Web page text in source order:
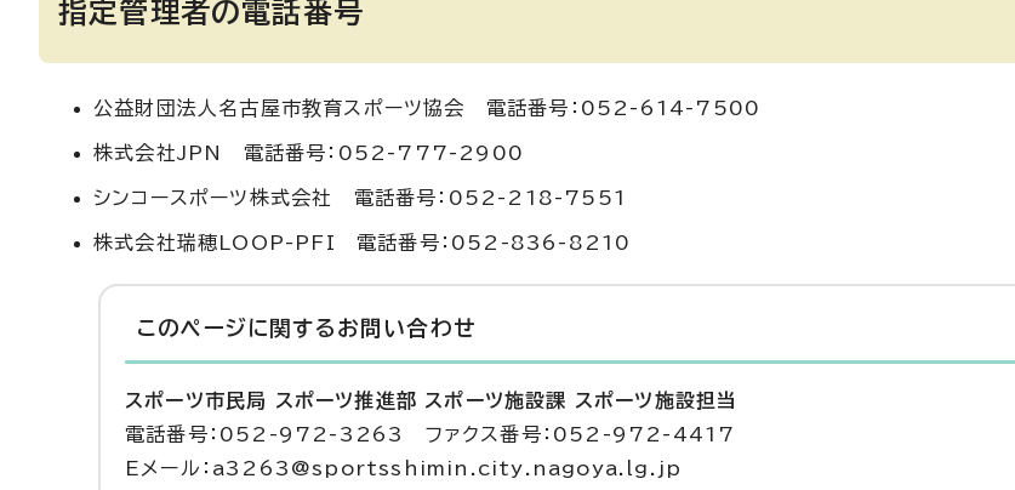
指定管理者の電話番号
公益財団法人名古屋市教育スポーツ協会 電話番号：052-614-7500
株式会社JPN 電話番号：052-777-2900
シンコースポーツ株式会社 電話番号：052-218-7551
株式会社瑞穂LOOP-PFI 電話番号：052-836-8210
このページに関する お問い合わせ
スポーツ市民局 スポーツ推進部 スポーツ施設課 スポーツ施設担当
電話番号：052-972-3263 ファクス番号：052-972-4417
Eメール：a3263@sportsshimin.city.nagoya.lg.jp